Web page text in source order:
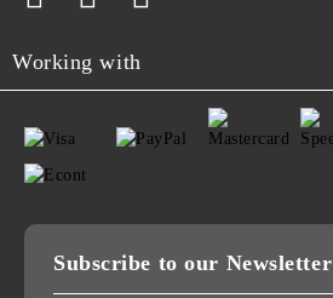
Working with
Subscribe to our Newsletter